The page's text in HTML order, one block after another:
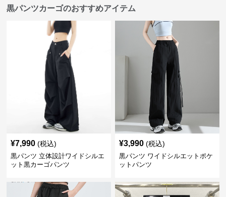
黒パンツカーゴのおすすめアイテム
¥7,990 (税込)
黒パンツ 立体設計ワイドシルエ
ット黒カーゴパンツ
¥3,990 (税込)
黒パンツ ワイドシルエットポケ
ットパンツ